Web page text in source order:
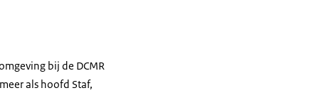
bij de DCMR
als hoofd Staf,